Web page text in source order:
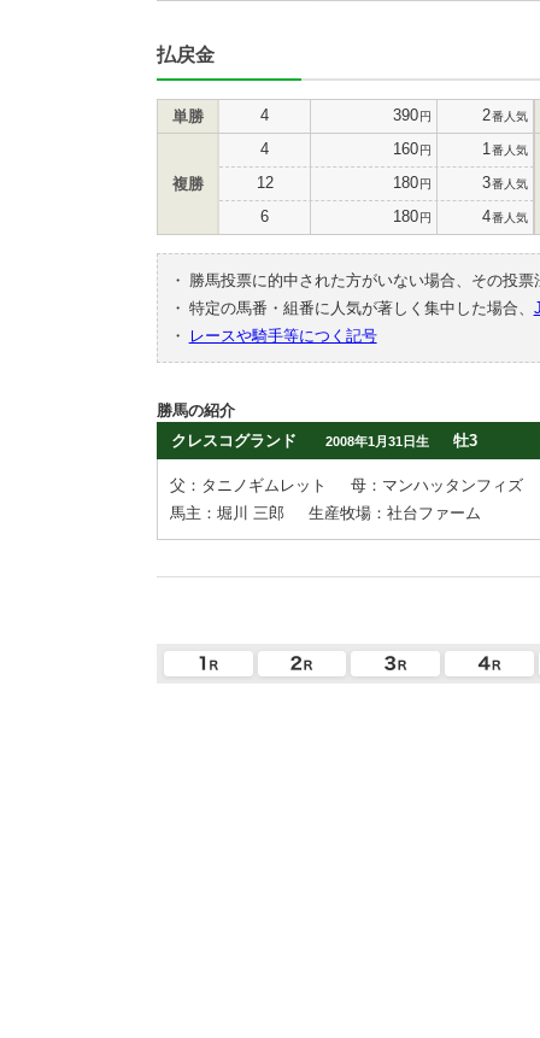
払戻金
単勝 4 390円 2番人気
複勝
4 160円 1 番人気
12 180円 3番人気
6 180円 4番人気
・
勝馬投票に的中された方がいない場合、その投
・ 特定の馬番・組番に人気が著しく集中した場合、
・
レースや騎手等につく記号
勝馬の紹介
クレスコグランド
2008年1月31日生 牡3
父：タニノギムレット
母：マンハッタンフィズ
馬主：堀川 三郎
生産牧場：社台ファーム